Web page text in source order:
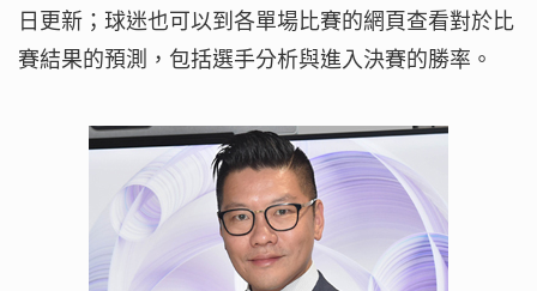
日更新；球迷也可以到各單場比賽的網頁查看對於比
賽結果的預測，包括選手分析與進入決賽的勝率。